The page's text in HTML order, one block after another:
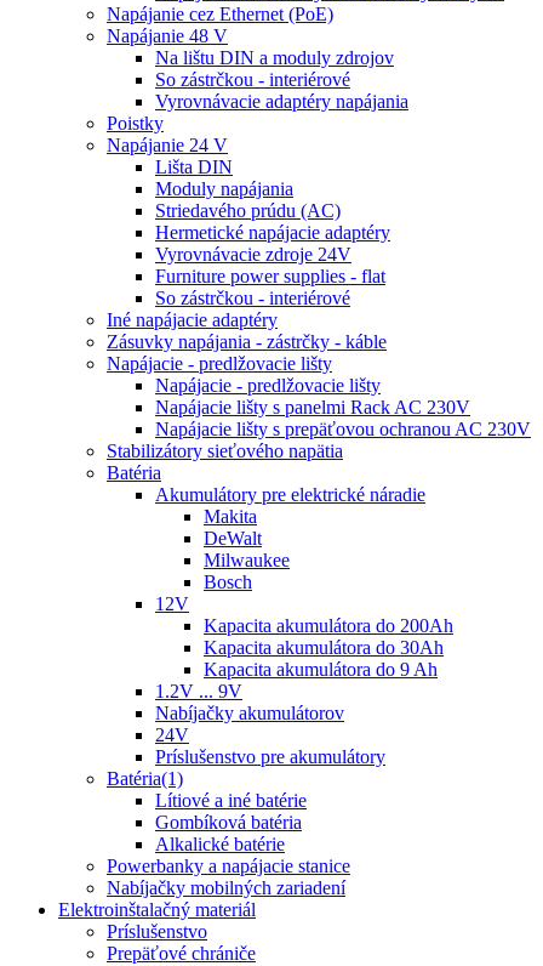
Napájanie cez Ethernet (PoE)
Napájanie 48 V
Na lištu DIN a moduly zdrojov
So zástrčkou - interiérové
Vyrovnávacie adaptéry napájania
Poistky
Napájanie 24 V
Lišta DIN
Moduly napájania
Striedavého prúdu (AC)
Hermetické napájacie adaptéry
Vyrovnávacie zdroje 24V
Furniture power supplies - flat
So zástrčkou - interiérové
Iné napájacie adaptéry
Zásuvky napájania - zástrčky - káble
Napájacie - predlžovacie lišty
Napájacie - predlžovacie lišty
Napájacie lišty s panelmi Rack AC 230V
Napájacie lišty s prepäťovou ochranou AC 230V
Stabilizátory sieťového napätia
Batéria
Akumulátory pre elektrické náradie
Makita
DeWalt
Milwaukee
Bosch
12V
Kapacita akumulátora do 200Ah
Kapacita akumulátora do 30Ah
Kapacita akumulátora do 9 Ah
1.2V ... 9V
Nabíjačky akumulátorov
24V
Príslušenstvo pre akumulátory
Batéria(1)
Lítiové a iné batérie
Gombíková batéria
Alkalické batérie
Powerbanky a napájacie stanice
Nabíjačky mobilných zariadení
Elektroinštalačný materiál
Príslušenstvo
Prepäťové chrániče